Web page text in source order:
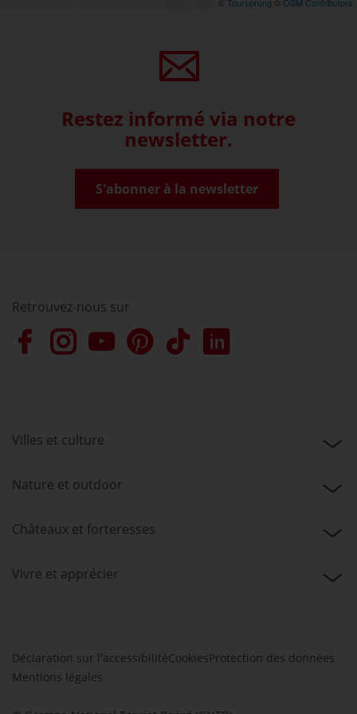
© Toursprung © OSM Contributors
Restez informé via notre
newsletter.
S'abonner à la newsletter
Retrouvez-nous sur
Villes et culture
Nature et outdoor
Châteaux et forteresses
Vivre et apprécier
Déclaration sur l'accessibilitéCookiesProtection des données
Mentions légales